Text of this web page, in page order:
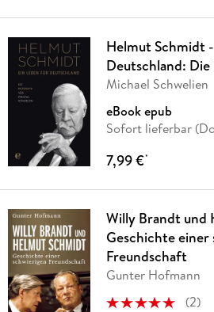
Helmut Schmidt
Deutschland:
Michael Schwelien
eBook epub
Sofort lieferbar
7,99 €*
Willy Brandt und
Geschichte einer
Freundschaft
Gunter Hofmann
(2)